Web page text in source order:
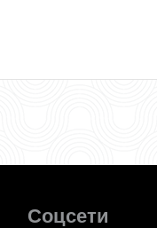
Соцсети